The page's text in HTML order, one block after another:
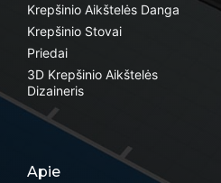
Krepšinio Aikštelės Danga
Krepšinio Stovai
Priedai
3D Krepšinio Aikštelės
Dizaineris
Apie